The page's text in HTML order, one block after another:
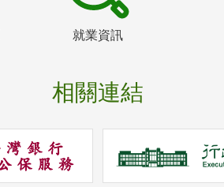
就業資訊
相關連結